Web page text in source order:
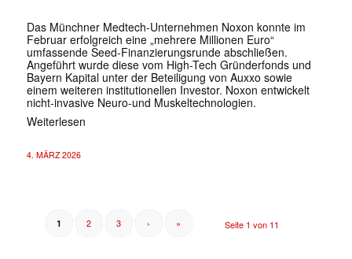
Das Münchner Medtech-Unternehmen Noxon konnte im
Februar erfolgreich eine „mehrere Millionen Euro“
umfassende Seed-Finanzierungsrunde abschließen.
Angeführt wurde diese vom High-Tech Gründerfonds und
Bayern Kapital unter der Beteiligung von Auxxo sowie
einem weiteren institutionellen Investor. Noxon entwickelt
nicht-invasive Neuro-und Muskeltechnologien.
Weiterlesen
4. MÄRZ 2026
Seite 1 von 11
1 2 3 › »